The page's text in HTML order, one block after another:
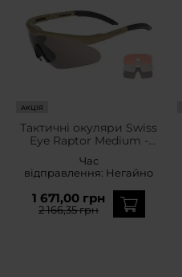
АКЦІЯ
Тактичні окуляри Swiss
Eye Raptor Medium -
Час
відправлення: Негайно
1 671,00 грн
2 166,35 грн